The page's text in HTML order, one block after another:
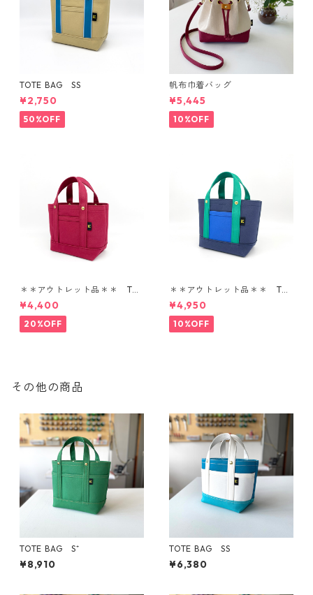
TOTE BAG SS
¥2,750
50%OFF
帆布巾着バッグ
¥5,445
10%OFF
＊＊アウトレット品＊＊ TOT
E BAG SS
¥4,400
20%OFF
＊＊アウトレット品＊＊ TOT
E BAG SS
¥4,950
10%OFF
その他の商品
TOTE BAG S⁺
¥8,910
TOTE BAG SS
¥6,380